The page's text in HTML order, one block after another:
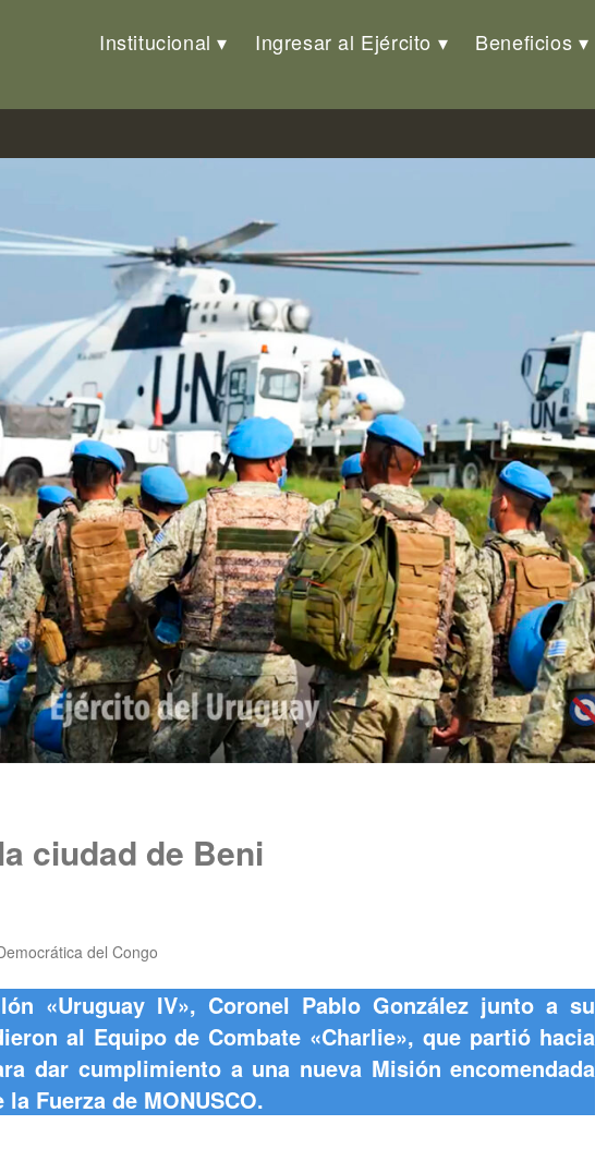
Institucional Ingresar al Ejército Beneficios
ciudad de Beni
del Congo
«Uruguay IV», Coronel Pablo González junto a su
al Equipo de Combate «Charlie», que partió hacia
dar cumplimiento a una nueva Misión encomendada
Fuerza de MONUSCO.